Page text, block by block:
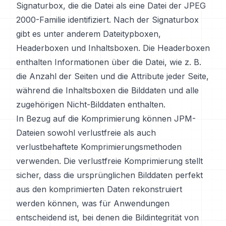
Signaturbox, die die Datei als eine Datei der JPEG
2000-Familie identifiziert. Nach der Signaturbox
gibt es unter anderem Dateitypboxen,
Headerboxen und Inhaltsboxen. Die Headerboxen
enthalten Informationen über die Datei, wie z. B.
die Anzahl der Seiten und die Attribute jeder Seite,
während die Inhaltsboxen die Bilddaten und alle
zugehörigen Nicht-Bilddaten enthalten.
In Bezug auf die Komprimierung können JPM-
Dateien sowohl verlustfreie als auch
verlustbehaftete Komprimierungsmethoden
verwenden. Die verlustfreie Komprimierung stellt
sicher, dass die ursprünglichen Bilddaten perfekt
aus den komprimierten Daten rekonstruiert
werden können, was für Anwendungen
entscheidend ist, bei denen die Bildintegrität von